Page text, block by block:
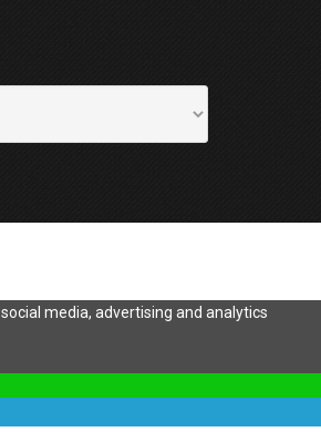
media, advertising and analytics